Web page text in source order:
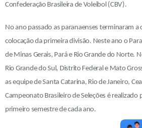
Confederação Brasileira de Voleibol (CBV).
No ano passado as paranaenses terminaram a
colocação da primeira divisão. Neste ano o
de Minas Gerais, Pará e Rio Grande do Norte.
Rio Grande do Sul, Distrito Federal e Mato
as equipe de Santa Catarina, Rio de Janeiro,
Campeonato Brasileiro de Seleções é realizado
primeiro semestre de cada ano.